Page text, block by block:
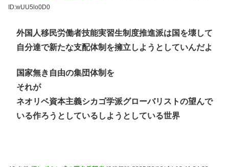
ID:wUU5lo0D0
外国人移民労働者技能実習生制度推進派は国を壊して
自分達で新たな支配体制を擁立しようとしていんだよ
国家無き自由の集団体制を
それが
ネオリベ資本主義シカゴ学派グローバリストの望んで
いる作ろうとしているしようとしている世界